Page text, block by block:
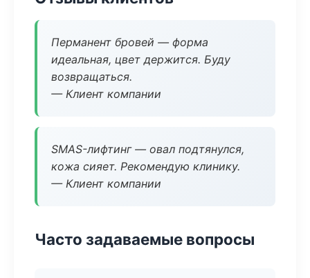
Перманент бровей — форма
идеальная, цвет держится. Буду
возвращаться.
— Клиент компании
SMAS-лифтинг — овал подтянулся,
кожа сияет. Рекомендую клинику.
— Клиент компании
Часто задаваемые вопросы